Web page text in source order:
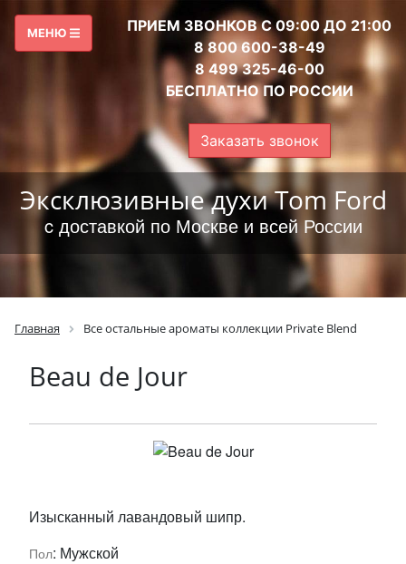
МЕНЮ
ПРИЕМ ЗВОНКОВ С 09:00 ДО 21:00
8 800 600-38-49
8 499 325-46-00
БЕСПЛАТНО ПО РОССИИ
Заказать звонок
Эксклюзивные духи Tom Ford
c доставкой по Москве и всей России
Главная Все остальные ароматы коллекции Private Blend
Beau de Jour
Изысканный лавандовый шипр.
Пол: Мужской